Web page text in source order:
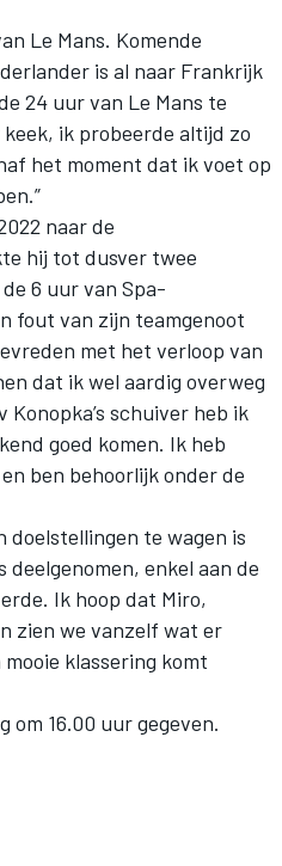
Le Mans. Komende
is al naar Frankrijk
24 uur van Le Mans te
keek, ik probeerde altijd zo
het moment dat ik voet op
naar de
hij tot dusver twee
6 uur van Spa-
fout van zijn teamgenoot
met het verloop van
dat ik wel aardig overweg
Konopka’s schuiver heb ik
goed komen. Ik heb
ben behoorlijk onder de
doelstellingen te wagen is
enkel aan de
Ik hoop dat Miro,
zien we vanzelf wat er
klassering komt
16.00 uur gegeven.